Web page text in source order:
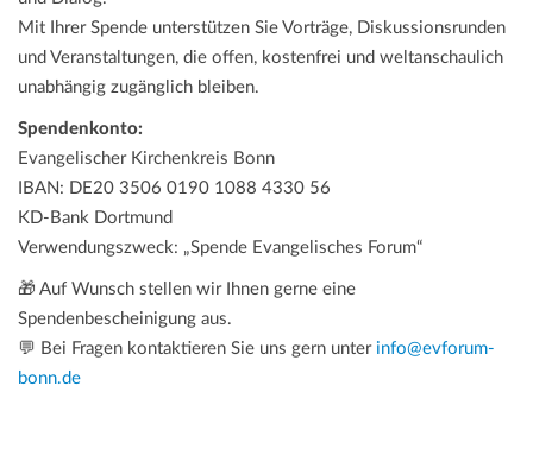
Mit Ihrer Spende unterstützen Sie Vorträge, Diskussionsrunden
und Veranstaltungen, die offen, kostenfrei und weltanschaulich
unabhängig zugänglich bleiben.
Spendenkonto:
Evangelischer Kirchenkreis Bonn
IBAN: DE20 3506 0190 1088 4330 56
KD-Bank Dortmund
Verwendungszweck: „Spende Evangelisches Forum“
🎁 Auf Wunsch stellen wir Ihnen gerne eine
Spendenbescheinigung aus.
💬 Bei Fragen kontaktieren Sie uns gern unter info@evforum-
bonn.de